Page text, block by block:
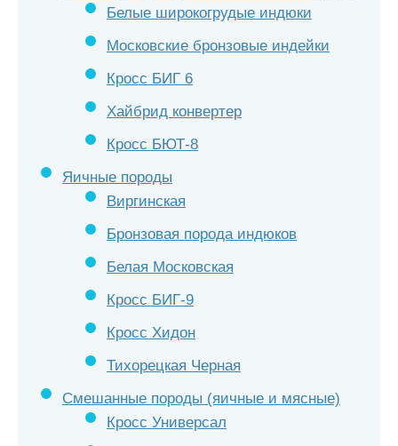
Белые широкогрудые индюки
Московские бронзовые индейки
Кросс БИГ 6
Хайбрид конвертер
Кросс БЮТ-8
Яичные породы
Виргинская
Бронзовая порода индюков
Белая Московская
Кросс БИГ-9
Кросс Хидон
Тихорецкая Черная
Смешанные породы (яичные и мясные)
Кросс Универсал